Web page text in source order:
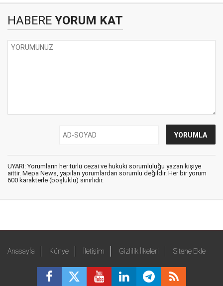
HABERE YORUM KAT
UYARI: Yorumların her türlü cezai ve hukuki sorumluluğu yazan kişiye
aittir. Mepa News, yapılan yorumlardan sorumlu değildir. Her bir yorum
600 karakterle (boşluklu) sınırlıdır.
Anasayfa Künye İletişim Gizlilik İlkeleri Sitene Ekle